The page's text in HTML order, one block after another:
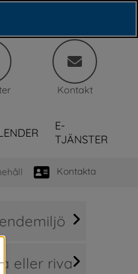
Kontakt
E-
TJÄNSTER
Kontakta
eller riva